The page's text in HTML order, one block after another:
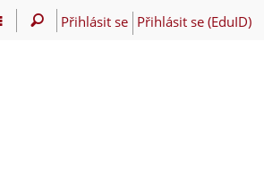
Přihlásit se Přihlásit se (EduID)